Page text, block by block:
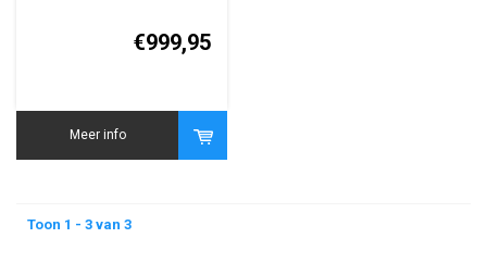
€999,95
Meer info
Toon 1 - 3 van 3